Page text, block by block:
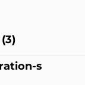
Kuster
Paris
s